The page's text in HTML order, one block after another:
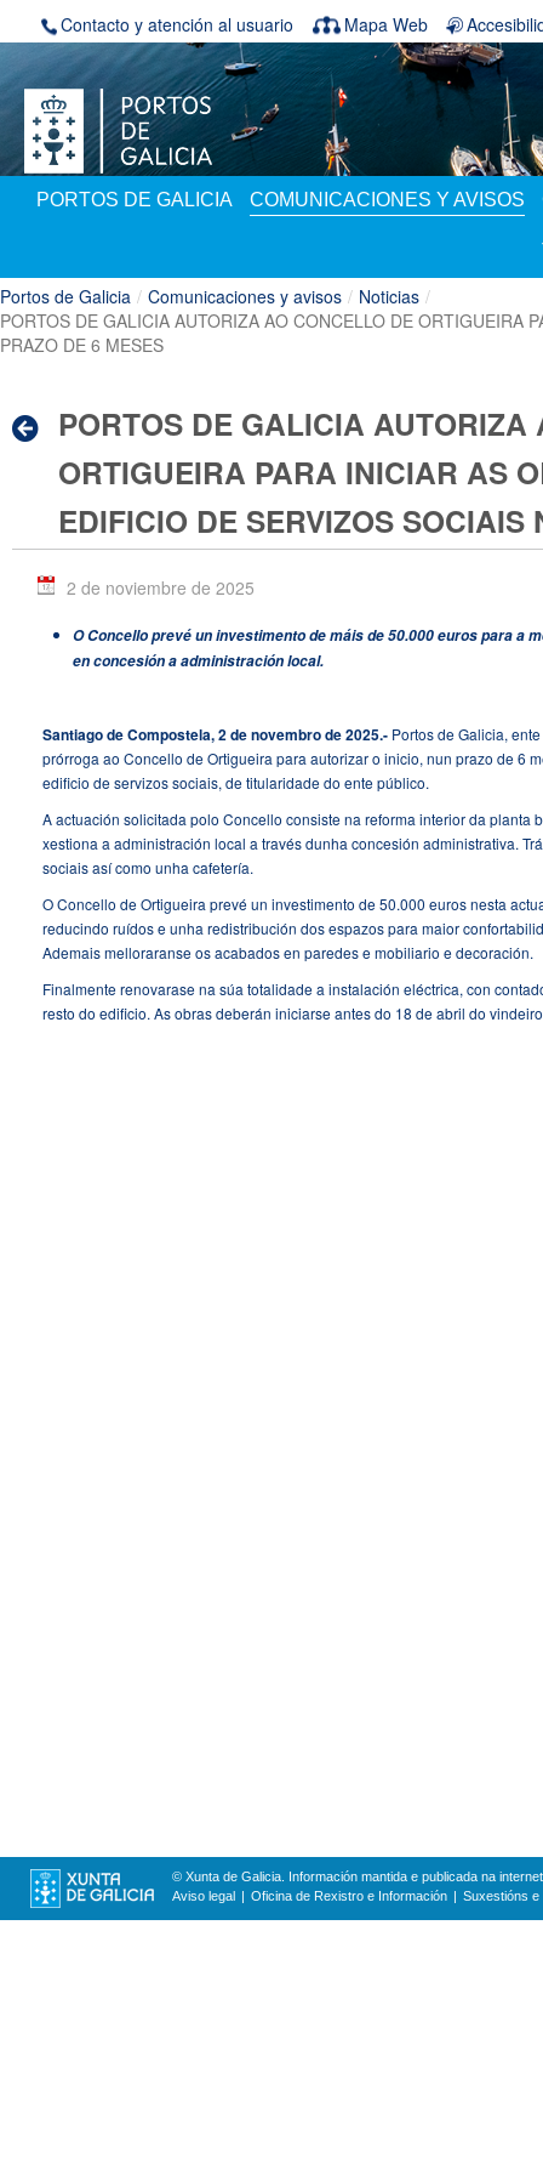
Saltar al contenido
Contacto y atención al usuario Mapa Web
PORTOS DE GALICIA COMUNICACIONES Y AVISOS
Portos de Galicia / Comunicaciones y avisos / Noticias /
PORTOS DE GALICIA AUTORIZA AO CONCELLO DE ORTIGUEIRA
PRAZO DE 6 MESES
PORTOS DE GALICIA AUTORIZA
ORTIGUEIRA PARA INICIAR AS
EDIFICIO DE SERVIZOS
2 de noviembre de 2025
O Concello prevé un investimento de máis de 50.000 euros para a
en concesión a administración local.
Santiago de Compostela, 2 de novembro de 2025.- Portos de Galicia,
prórroga ao Concello de Ortigueira para autorizar o inicio, nun prazo de 6
edificio de servizos sociais, de titularidade do ente público.
A actuación solicitada polo Concello consiste na reforma interior da
xestiona a administración local a través dunha concesión administrativa.
sociais así como unha cafetería.
O Concello de Ortigueira prevé un investimento de 50.000 euros nesta
reducindo ruídos e unha redistribución dos espazos para maior
Ademais melloraranse os acabados en paredes e mobiliario e decoración.
Finalmente renovarase na súa totalidade a instalación eléctrica, con
resto do edificio. As obras deberán iniciarse antes do 18 de abril do
© Xunta de Galicia. Información mantida e publicada na
Aviso legal
Oficina de Rexistro e Información Suxestións e